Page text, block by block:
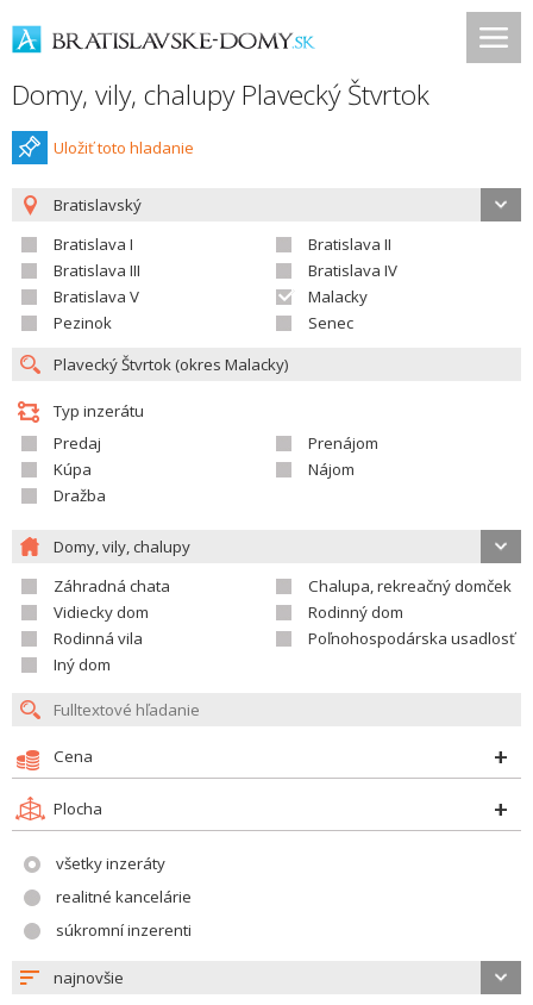
Domy, vily, chalupy Plavecký Štvrtok
Uložiť toto hladanie
Bratislavský
Bratislava I
Bratislava II
Bratislava III
Bratislava IV
Bratislava V
Malacky
Pezinok
Senec
Typ inzerátu
Predaj
Prenájom
Kúpa
Nájom
Dražba
Domy, vily, chalupy
Záhradná chata
Chalupa, rekreačný domček
Vidiecky dom
Rodinný dom
Rodinná vila
Poľnohospodárska usadlosť
Iný dom
Cena
Plocha
všetky inzeráty
realitné kancelárie
súkromní inzerenti
najnovšie